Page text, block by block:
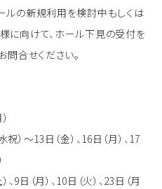
ルの新規利用を検討中もしくは
に向けて、ホール下見の受付を
問合せください。
）～13日（金）、16日（月）、17
9日（月）、10日（火）、23日（月